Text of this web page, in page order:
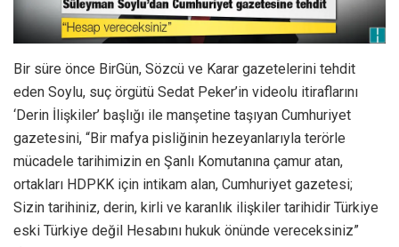
Bir süre önce BirGün, Sözcü ve Karar gazetelerini tehdit
eden Soylu, suç örgütü Sedat Peker’in videolu itiraflarını
‘Derin İlişkiler’ başlığı ile manşetine taşıyan Cumhuriyet
gazetesini, “Bir mafya pisliğinin hezeyanlarıyla terörle
mücadele tarihimizin en Şanlı Komutanına çamur atan,
ortakları HDPKK için intikam alan, Cumhuriyet gazetesi;
Sizin tarihiniz, derin, kirli ve karanlık ilişkiler tarihidir Türkiye
eski Türkiye değil Hesabını hukuk önünde vereceksiniz”